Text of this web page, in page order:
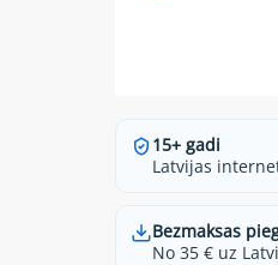
15+ gadi
Latvijas
Bezmaksas
No 35 € uz